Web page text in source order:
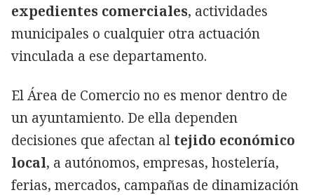
expedientes comerciales, actividades
municipales o cualquier otra actuación
vinculada a ese departamento.
El Área de Comercio no es menor dentro de
un ayuntamiento. De ella dependen
decisiones que afectan al tejido económico
local, a autónomos, empresas, hostelería,
ferias, mercados, campañas de dinamización